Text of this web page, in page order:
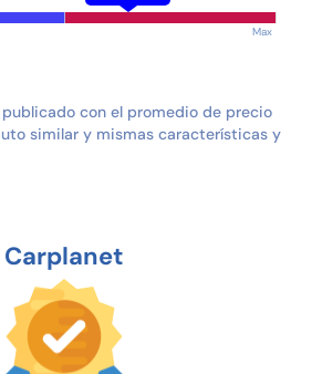
Max
con el promedio de precio
similar y mismas características y
Carplanet